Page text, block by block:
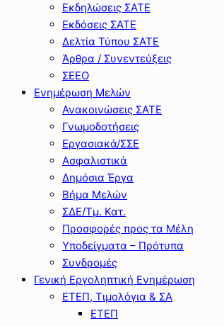
Εκδηλώσεις ΣΑΤΕ
Εκδόσεις ΣΑΤΕ
Δελτία Τύπου ΣΑΤΕ
Άρθρα / Συνεντεύξεις
ΣΕΕΟ
Ενημέρωση Μελών
Ανακοινώσεις ΣΑΤΕ
Γνωμοδοτήσεις
Εργασιακά/ΣΣΕ
Ασφαλιστικά
Δημόσια Έργα
Βήμα Μελών
ΣΔΕ/Τμ. Κατ.
Προσφορές προς τα Μέλη
Υποδείγματα – Πρότυπα
Συνδρομές
Γενική Εργοληπτική Ενημέρωση
ΕΤΕΠ, Τιμολόγια & ΣΑ
ΕΤΕΠ